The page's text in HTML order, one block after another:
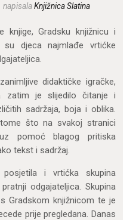
napisalaKnjižnica Slatina
knjige, Gradsku knjižnicu i
su djeca najmlađe vrtićke
didaktičke igračke,
zatim je slijedilo čitanje i
sadržaja, boja i oblika.
što na svakoj stranici
pomoć blagog pritiska
tekst i sadržaj.
i vrtićka skupina
odgajateljica. Skupina
Gradskom knjižnicom te je
prije pregledana. Danas